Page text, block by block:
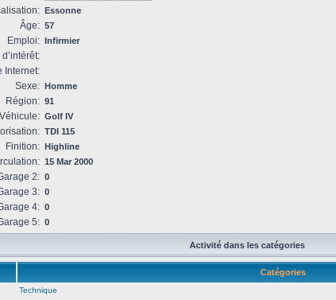
Essonne
Âge: 57
Emploi: Infirmier
Internet:
Sexe: Homme
Région: 91
Véhicule: Golf IV
TDI 115
Finition: Highline
15 Mar 2000
2: 0
3: 0
4: 0
5: 0
Activité dans les catégories
Catégories
Technique